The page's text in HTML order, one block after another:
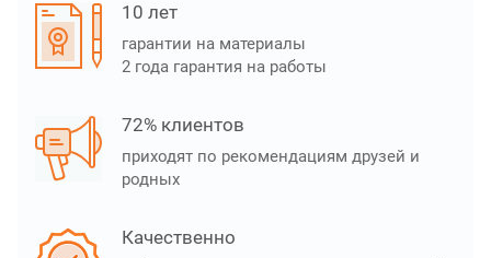
10 лет
гарантии на материалы
2 года гарантия на работы
72% клиентов
приходят по рекомендациям друзей и
родных
Качественно